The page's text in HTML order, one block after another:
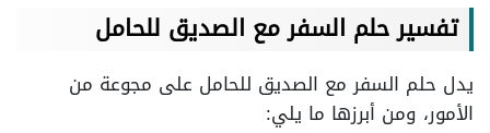
تفسير حلم السفر مع الصديق للحامل
يدل حلم السفر مع الصديق للحامل على مجوعة من
الأمور، ومن أبرزها ما يلي: